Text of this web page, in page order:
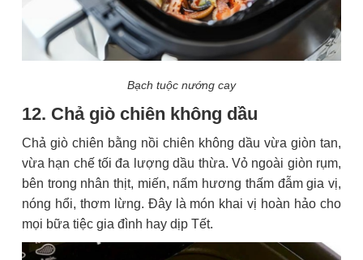
Bạch tuộc nướng cay
12. Chả giò chiên không dầu
Chả giò chiên bằng nồi chiên không dầu vừa giòn tan,
vừa hạn chế tối đa lượng dầu thừa. Vỏ ngoài giòn rụm,
bên trong nhân thịt, miến, nấm hương thấm đẫm gia vị,
nóng hổi, thơm lừng. Đây là món khai vị hoàn hảo cho
mọi bữa tiệc gia đình hay dịp Tết.